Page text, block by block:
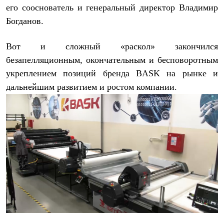
ЗА ПОЛЯРНЫМ КРУГОМ
BASK kids
BASK juno
ИДЁМ В ПОХОД
Дневник капитана
Каталог дилеров
Компания
Баск сегодня
История
Отцы основатели
Производство
Баск в вашем городе
Контроль качества
Технологии
Команда Баск
Сотрудничество
Дилерам
Стать дилером
Корпоративным клиентам
Услуги
его сооснователь и генеральный директор Владимир
Богданов.
Вот и сложный «раскол» закончился
безапелляционным, окончательным и бесповоротным
укреплением позиций бренда
BASK
на рынке и
дальнейшим развитием и ростом компании.